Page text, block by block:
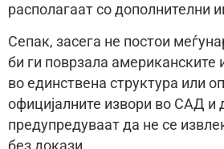
располагаат со дополнителни
Сепак, засега не постои
би ги поврзала американските
во единствена структура или
официјалните извори во САД и
предупредуваат да не се